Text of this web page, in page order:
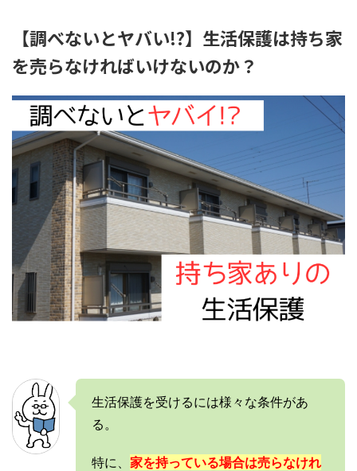
【調べないとヤバい!?】生活保護は持ち家
を売らなければいけないのか？
生活保護を受けるには様々な条件があ
る。
特に、 家を持っている場合は売らなけれ